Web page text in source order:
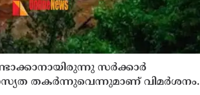
സര്‍ക്കാര്‍
തകര്‍ന്നുവെന്നുമാണ് വിമര്‍ശനം.